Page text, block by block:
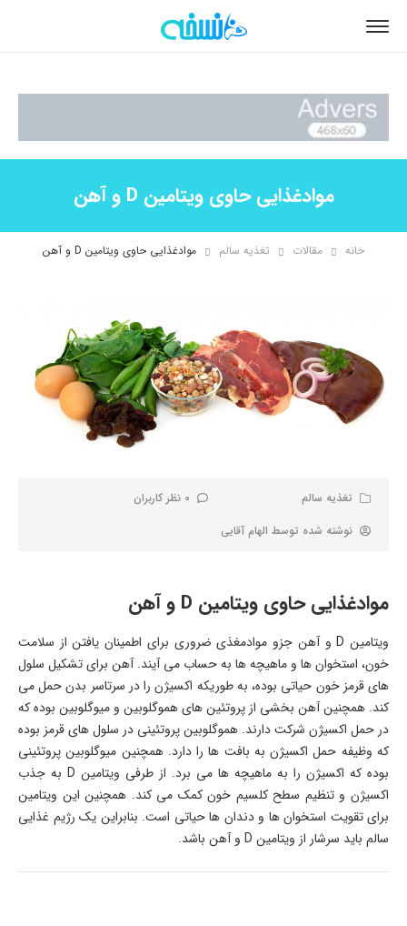
موادغذایی حاوی ویتامین D و آهن
خانه مقالات تغذیه سالم موادغذایی حاوی ویتامین D و آهن
تغذیه سالم
0 نظر کاربران
نوشته شده توسط الهام آقایی
موادغذایی حاوی ویتامین D و آهن
ویتامین D و آهن جزو موادمغذی ضروری برای اطمینان یافتن از سلامت
خون، استخوان ها و ماهیچه ها به حساب می آیند. آهن برای تشکیل سلول
های قرمز خون حیاتی بوده، به طوریکه اکسیژن را در سرتاسر بدن حمل می
کند. همچنین آهن بخشی از پروتئین های هموگلوبین و میوگلوبین بوده که
در حمل اکسیژن شرکت دارند. هموگلوبین پروتئینی در سلول های قرمز بوده
که وظیفه حمل اکسیژن به بافت ها را دارد. همچنین میوگلوبین پروتئینی
بوده که اکسیژن را به ماهیچه ها می برد. از طرفی ویتامین D به جذب
اکسیژن و تنظیم سطح کلسیم خون کمک می کند. همچنین این ویتامین
برای تقویت استخوان ها و دندان ها حیاتی است. بنابراین یک رژیم غذایی
سالم باید سرشار از ویتامین D و آهن باشد.